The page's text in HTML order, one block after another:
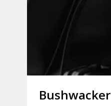
Bushwacker